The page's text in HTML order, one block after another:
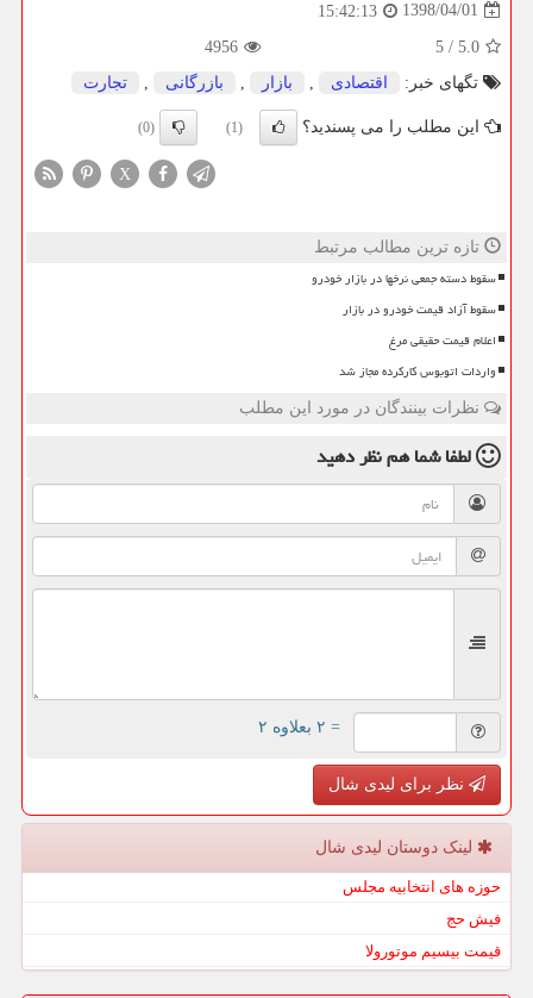
1398/04/01
15:42:13
5.0
/
5
4956
تگهای خبر:
اقتصادی , بازار , بازرگانی , تجارت
این مطلب را می پسندید؟ (1)
(0)
X
تازه ترین مطالب مرتبط
سقوط دسته جمعی نرخها در بازار خودرو
سقوط آزاد قیمت خودرو در بازار
اعلام قیمت حقیقی مرغ
واردات اتوبوس کارکرده مجاز شد
نظرات بینندگان در مورد این مطلب
لطفا شما همنظر دهید
= ۲ بعلاوه ۲
نظر برای لیدی شال
لینک دوستان لیدی شال
حوزه های انتخابیه مجلس
فیش حج
قیمت بیسیم موتورولا